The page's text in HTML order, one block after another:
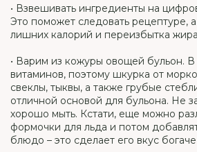
• Взвешивать ингредиенты на
Это поможет следовать рецептуре,
лишних калорий и переизбытка
• Варим из кожуры овощей бульон.
витаминов, поэтому шкурка от
свеклы, тыквы, а также грубые
отличной основой для бульона. Не
хорошо мыть. Кстати, еще можно
формочки для льда и потом
блюдо – это сделает его вкус